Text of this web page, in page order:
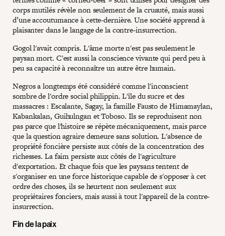
corps mutilés révèle non seulement de la cruauté, mais aussi
d’une accoutumance à cette-dernière. Une société apprend à
plaisanter dans le langage de la contre-insurrection.
Gogol l'avait compris. L'âme morte n'est pas seulement le
paysan mort. C'est aussi la conscience vivante qui perd peu à
peu sa capacité à reconnaître un autre être humain.
Negros a longtemps été considéré comme l'inconscient
sombre de l'ordre social philippin. L'île du sucre et des
massacres : Escalante, Sagay, la famille Fausto de Himamaylan,
Kabankalan, Guihulngan et Toboso. Ils se reproduisent non
pas parce que l'histoire se répète mécaniquement, mais parce
que la question agraire demeure sans solution. L'absence de
propriété foncière persiste aux côtés de la concentration des
richesses. La faim persiste aux côtés de l'agriculture
d'exportation. Et chaque fois que les paysans tentent de
s'organiser en une force historique capable de s'opposer à cet
ordre des choses, ils se heurtent non seulement aux
propriétaires fonciers, mais aussi à tout l'appareil de la contre-
insurrection.
Fin de la paix